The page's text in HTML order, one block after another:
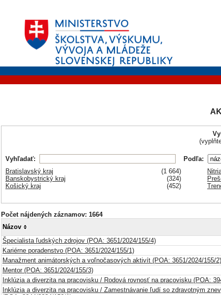
Vyhľadať:
Podľa:
Bratislavský kraj
Banskobystrický kraj
Košický kraj
(1 664)
(324)
(452)
Počet nájdených záznamov: 1664
Názov
Špecialista ľudských zdrojov (POA: 3651/2024/155/4)
Kariérne poradenstvo (POA: 3651/2024/155/1)
Manažment animátorských a voľnočasových aktivít (POA: 3651/2024/155/2)
Mentor (POA: 3651/2024/155/3)
Inklúzia a diverzita na pracovisku / Rodová rovnosť na pracovisku (POA:
Inklúzia a diverzita na pracovisku / Zamestnávanie ľudí so zdravotným